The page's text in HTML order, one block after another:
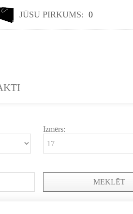
JŪSU PIRKUMS: 0
Izmērs:
MEKLĒT